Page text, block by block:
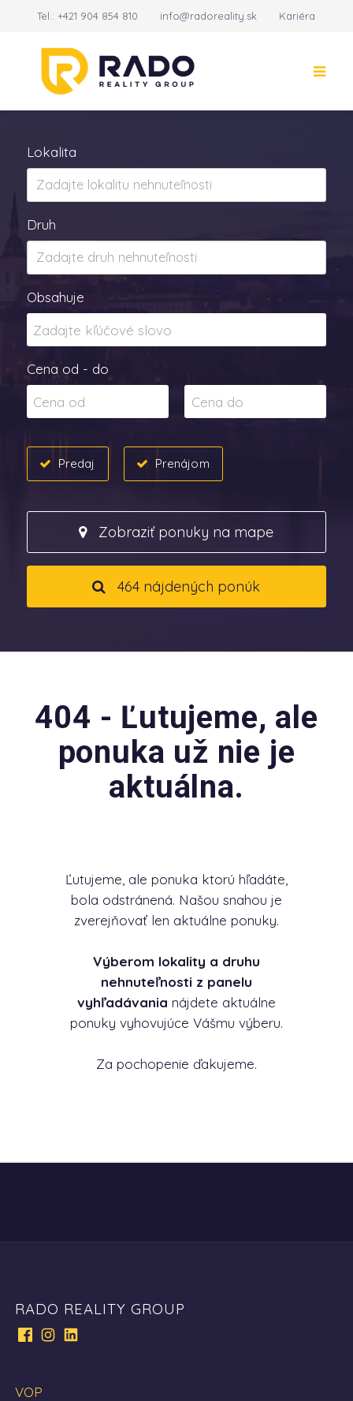
Tel.:+421 904 854 810 info@radoreality.sk Kariéra
Lokalita
Druh
Obsahuje
Cena od - do
Predaj Prenájom
Zobraziť ponuky na mape
464 nájdených ponúk
404 - Ľutujeme, ale
ponuka už nie je
aktuálna.
Ľutujeme, ale ponuka ktorú hľadáte,
bola odstránená. Našou snahou je
zverejňovať len aktuálne ponuky.
Výberom lokality a druhu
nehnuteľnosti z panelu
vyhľadávania nájdete aktuálne
ponuky vyhovujúce Vášmu výberu.
Za pochopenie ďakujeme.
RADO REALITY GROUP
VOP